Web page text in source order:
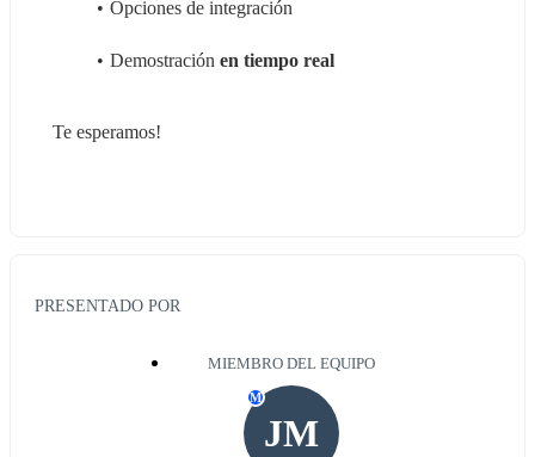
Opciones de integración
Demostración en tiempo real
Te esperamos!
PRESENTADO POR
MIEMBRO DEL EQUIPO
JM
M